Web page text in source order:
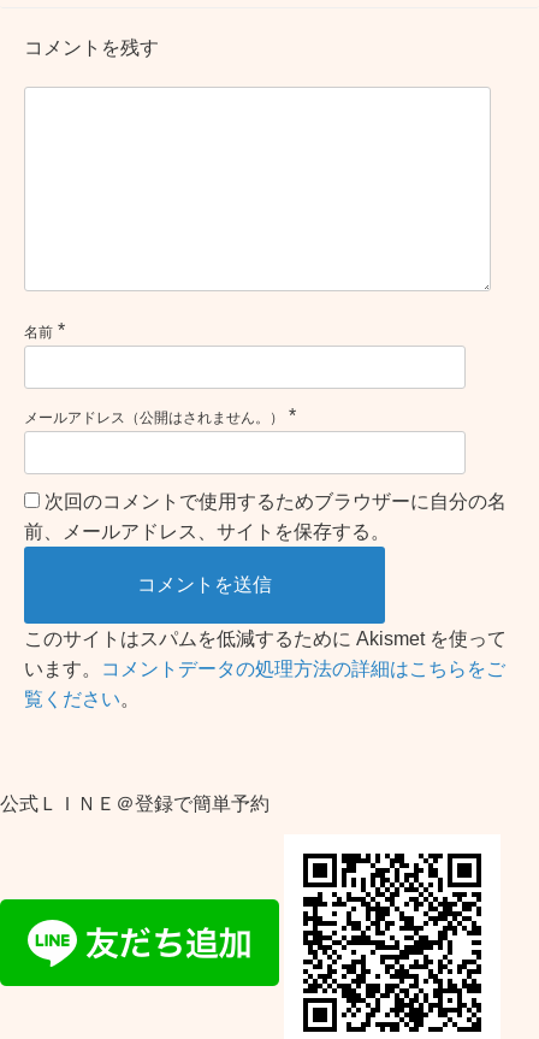
コメントを残す
名前 *
メールアドレス（公開はされません。） *
次回のコメントで使用するためブラウザーに自分の名
前、メールアドレス、サイトを保存する。
このサイトはスパムを低減するために Akismet を使って
います。
コメントデータの処理方法の詳細はこちらをご
覧ください。
公式ＬＩＮＥ＠登録で簡単予約